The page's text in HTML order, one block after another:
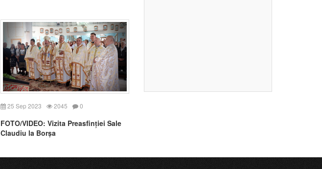
25 Sep 2023 2045 0
FOTO/VIDEO: Vizita Preasfinției Sale
Claudiu la Borșa